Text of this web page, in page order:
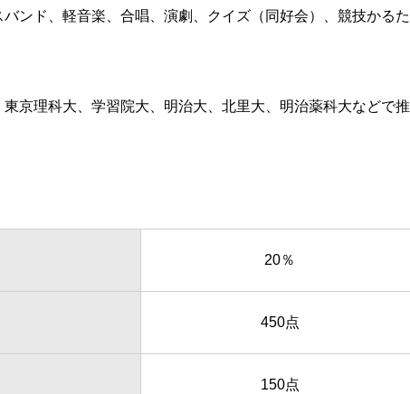
ンド、軽音楽、合唱、演劇、クイズ（同好会）、競技かるた
京理科大、学習院大、明治大、北里大、明治薬科大などで推
20％
450点
150点